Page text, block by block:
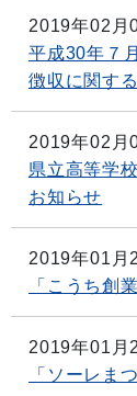
2019年02月
平成30年７
徴収に関す
2019年02月
県立高等学
お知らせ
2019年01月
「こうち創
2019年01月
「ソーレま